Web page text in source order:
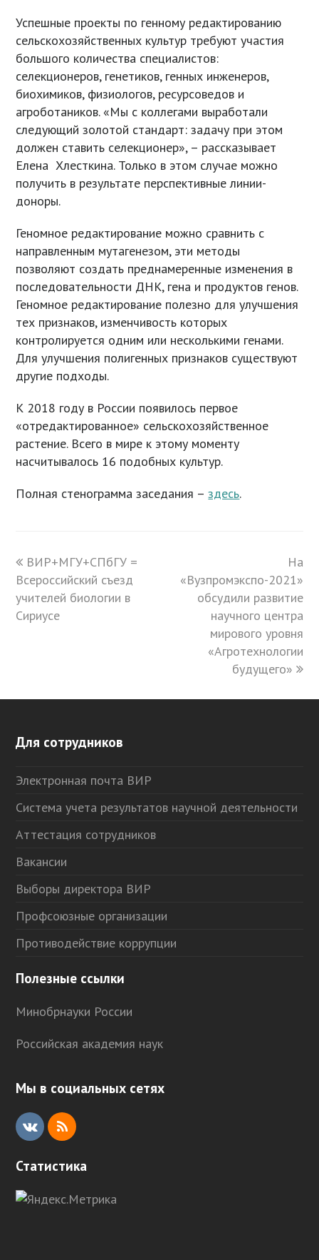
Успешные проекты по генному редактированию
сельскохозяйственных культур требуют участия
большого количества специалистов:
селекционеров, генетиков, генных инженеров,
биохимиков, физиологов, ресурсоведов и
агроботаников. «Мы с коллегами выработали
следующий золотой стандарт: задачу при этом
должен ставить селекционер», – рассказывает
Елена Хлесткина. Только в этом случае можно
получить в результате перспективные линии-
доноры.
Геномное редактирование можно сравнить с
направленным мутагенезом, эти методы
позволяют создать преднамеренные изменения в
последовательности ДНК, гена и продуктов генов.
Геномное редактирование полезно для улучшения
тех признаков, изменчивость которых
контролируется одним или несколькими генами.
Для улучшения полигенных признаков существуют
другие подходы.
К 2018 году в России появилось первое
«отредактированное» сельскохозяйственное
растение. Всего в мире к этому моменту
насчитывалось 16 подобных культур.
Полная стенограмма заседания –здесь.
previous
post:
ВИР+МГУ+СПбГУ =
Всероссийский съезд
учителей биологии в
Сириусе
next
post:
На
«Вузпромэкспо-2021»
обсудили развитие
научного центра
мирового уровня
«Агротехнологии
будущего»
Для сотрудников
Электронная почта ВИР
Система учета результатов научной деятельности
Аттестация сотрудников
Вакансии
Выборы директора ВИР
Профсоюзные организации
Противодействие коррупции
Полезные ссылки
Минобрнауки России
Российская академия наук
Мы в социальных сетях
V
R
Статистика